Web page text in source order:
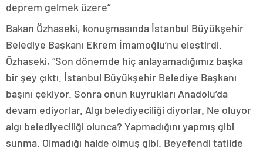
deprem gelmek üzere”
Bakan Özhaseki, konuşmasında İstanbul Büyükşehir
Belediye Başkanı Ekrem İmamoğlu’nu eleştirdi.
Özhaseki, “Son dönemde hiç anlayamadığımız başka
bir şey çıktı. İstanbul Büyükşehir Belediye Başkanı
başını çekiyor. Sonra onun kuyrukları Anadolu’da
devam ediyorlar. Algı belediyeciliği diyorlar. Ne oluyor
algı belediyeciliği olunca? Yapmadığını yapmış gibi
sunma. Olmadığı halde olmuş gibi. Beyefendi tatilde